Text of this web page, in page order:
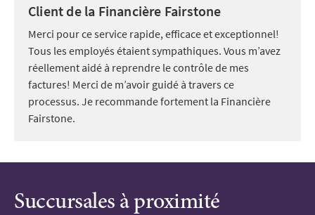
Client de la Financière Fairstone
Merci pour ce service rapide, efficace et exceptionnel!
Tous les employés étaient sympathiques. Vous m’avez
réellement aidé à reprendre le contrôle de mes
factures! Merci de m’avoir guidé à travers ce
processus. Je recommande fortement la Financière
Fairstone.
Succursales à proximité